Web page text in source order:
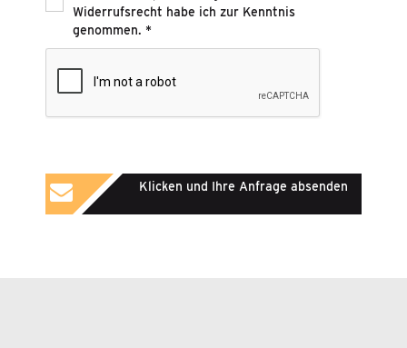
Widerrufsrecht habe ich zur Kenntnis
genommen. *
Klicken und Ihre Anfrage absenden